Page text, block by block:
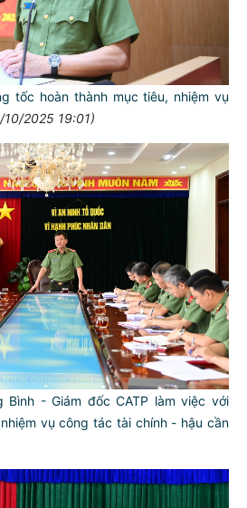
tốc hoàn thành mục tiêu, nhiệm vụ
10/2025 19:01)
Bình - Giám đốc CATP làm việc với
vụ công tác tài chính - hậu cần